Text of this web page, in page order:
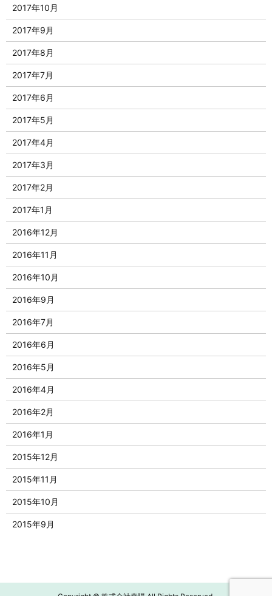
2017年10月
2017年9月
2017年8月
2017年7月
2017年6月
2017年5月
2017年4月
2017年3月
2017年2月
2017年1月
2016年12月
2016年11月
2016年10月
2016年9月
2016年7月
2016年6月
2016年5月
2016年4月
2016年2月
2016年1月
2015年12月
2015年11月
2015年10月
2015年9月